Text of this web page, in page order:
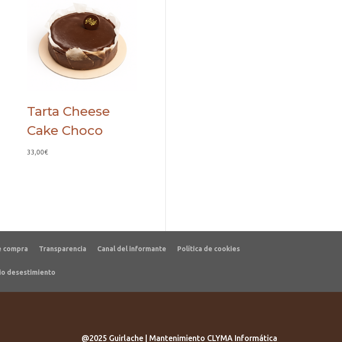
Tarta Cheese
Cake Choco
33,00€
compra Transparencia Canal del informante Política de cookies
desestimiento
@2025 Guirlache | Mantenimiento CLYMA Informática